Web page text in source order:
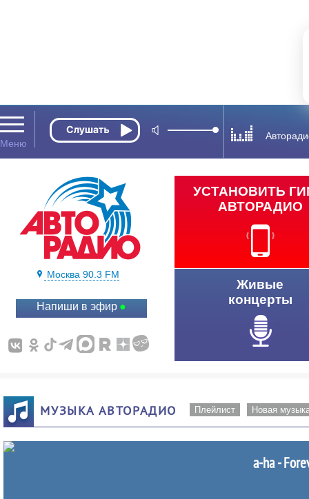
Москва 90.3 FM
Напиши в эфир
УСТАНОВИТЬ
АВТОРАДИО
Живые
концерты
МУЗЫКА АВТОРАДИО Плейлист Новая
a-ha -